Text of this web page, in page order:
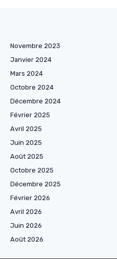
Novembre 2023
Janvier 2024
Mars 2024
Octobre 2024
Décembre 2024
Février 2025
Avril 2025
Juin 2025
Août 2025
Octobre 2025
Décembre 2025
Février 2026
Avril 2026
Juin 2026
Août 2026